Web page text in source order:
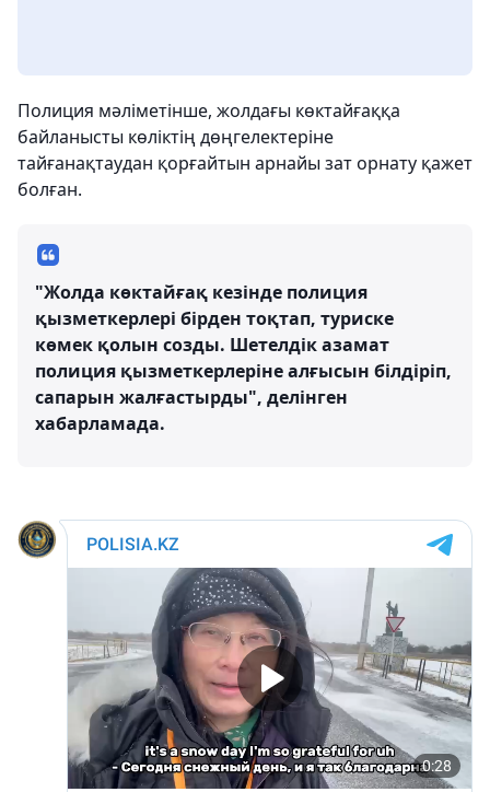
Полиция мәліметінше, жолдағы көктайғаққа
байланысты көліктің дөңгелектеріне
тайғанақтаудан қорғайтын арнайы зат орнату қажет
болған.
"Жолда көктайғақ кезінде полиция
қызметкерлері бірден тоқтап, туриске
көмек қолын созды. Шетелдік азамат
полиция қызметкерлеріне алғысын білдіріп,
сапарын жалғастырды", делінген
хабарламада.